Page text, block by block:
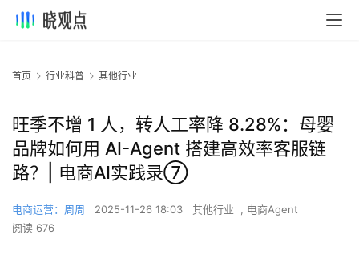
首页 行业科普 其他行业
旺季不增 1 人，转人工率降 8.28%：母婴
品牌如何用 AI-Agent 搭建高效率客服链
路？| 电商AI实践录⑦
电商运营：周周 2025-11-26 18:03 其他行业 , 电商Agent
阅读 676